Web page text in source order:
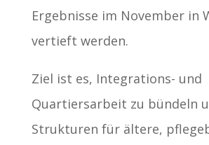
Ergebnisse im November in
vertieft werden.
Ziel ist es, Integrations- und
Quartiersarbeit zu bündeln
Strukturen für ältere,